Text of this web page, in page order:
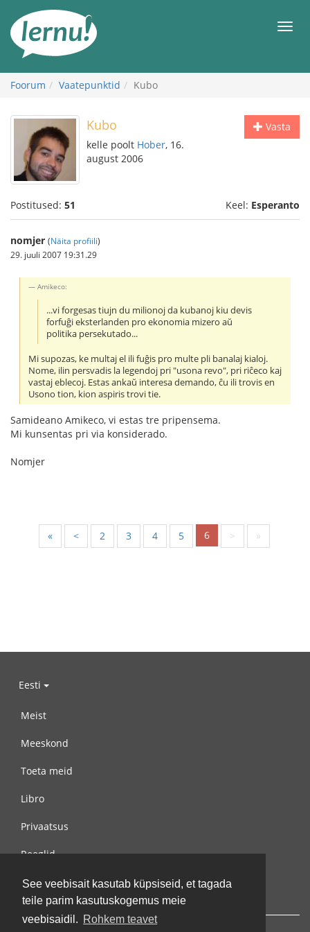
See veebisait kasutab küpsiseid, et tagada
teile parim kasutuskogemus meie
veebisaidil. Rohkem teavet
juurde
Foorum Vaatepunktid Kubo
Vasta
Kubo
kelle poolt Hober, 16.
august 2006
Postitused: 51 Keel: Esperanto
nomjer (Näita profiili)
29. juuli 2007 19:31.29
Amikeco:
...vi forgesas tiujn du milionoj da kubanoj kiu devis
forfuĝi eksterlanden pro ekonomia mizero aŭ
politika persekutado...
Mi supozas, ke multaj el ili fuĝis pro multe pli banalaj kialoj.
Nome, ilin persvadis la legendoj pri "usona revo", pri riĉeco kaj
vastaj eblecoj. Estas ankaŭ interesa demando, ĉu ili trovis en
Usono tion, kion aspiris trovi tie.
Samideano Amikeco, vi estas tre pripensema.
Mi kunsentas pri via konsiderado.
Nomjer
« < 2 3 4 5 6 > »
Eesti
Meist
Meeskond
Toeta meid
Libro
Privaatsus
Reeglid
Võta meiega ühendust